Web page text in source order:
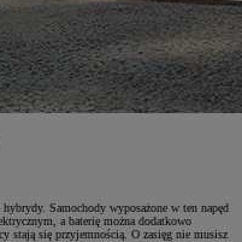
Samochody wyposażone w ten napęd
a baterię można dodatkowo
stają się przyjemnością. O zasięg nie musisz